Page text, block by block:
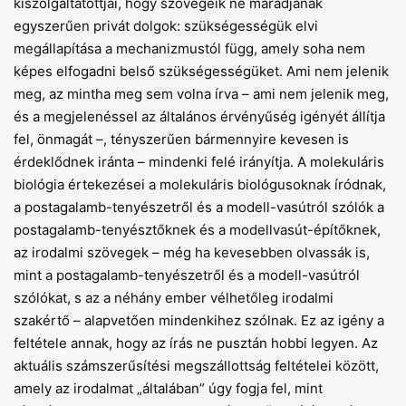
egyszerűen privát dolgok: szükségességük elvi
megállapítása a mechanizmustól függ, amely soha nem
képes elfogadni belső szükségességüket. Ami nem jelenik
meg, az mintha meg sem volna írva – ami nem jelenik meg,
és a megjelenéssel az általános érvényűség igényét állítja
fel, önmagát –, tényszerűen bármennyire kevesen is
érdeklődnek iránta – mindenki felé irányítja. A molekuláris
biológia értekezései a molekuláris biológusoknak íródnak,
a postagalamb-tenyészetről és a modell-vasútról szólók a
postagalamb-tenyésztőknek és a modellvasút-építőknek,
az irodalmi szövegek – még ha kevesebben olvassák is,
mint a postagalamb-tenyészetről és a modell-vasútról
szólókat, s az a néhány ember vélhetőleg irodalmi
szakértő – alapvetően mindenkihez szólnak. Ez az igény a
feltétele annak, hogy az írás ne pusztán hobbi legyen. Az
aktuális számszerűsítési megszállottság feltételei között,
amely az irodalmat „általában” úgy fogja fel, mint